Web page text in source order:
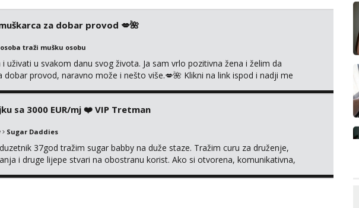
za dobar provod 💋🌺
traži mušku osobu
uživati u svakom danu svog života. Ja sam vrlo pozitivna žena i želim da
dobar provod, naravno može i nešto više.💋🌺 Klikni na link ispod i nadji me
sa 3000 EUR/mj ❤️ VIP Tretman
Sugar Daddies
37god tražim sugar babby na duže staze. Tražim curu za druženje,
i druge lijepe stvari na obostranu korist. Ako si otvorena, komunikativna,